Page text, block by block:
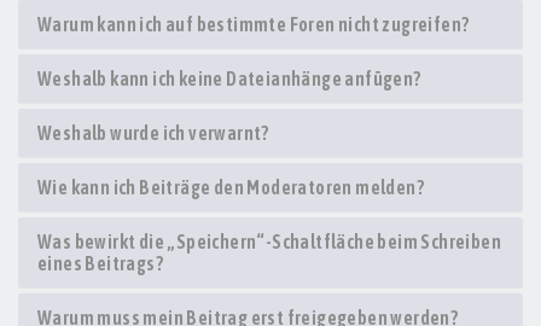
Warum kann ich auf bestimmte Foren nicht zugreifen?
Weshalb kann ich keine Dateianhänge anfügen?
Weshalb wurde ich verwarnt?
Wie kann ich Beiträge den Moderatoren melden?
Was bewirkt die „Speichern“-Schaltfläche beim Schreiben
eines Beitrags?
Warum muss mein Beitrag erst freigegeben werden?